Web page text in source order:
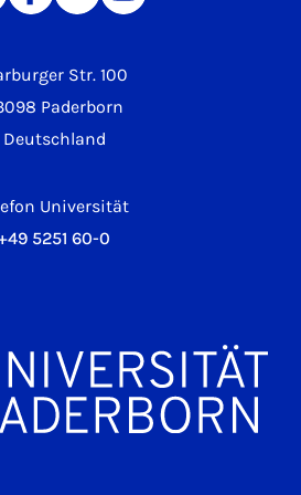
Str. 100
Paderborn
Deutschland
Universität
5251 60-0